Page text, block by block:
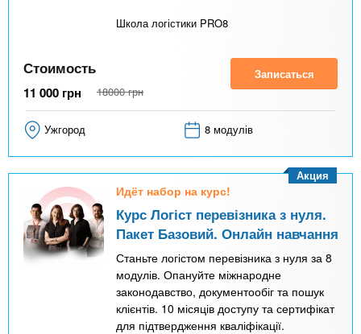
Школа логістики PRO8
Стоимость
11 000 грн 18000 грн
Записаться
Ужгород 8 модулів
Идёт набор на курс!
Курс Логіст перевізника з нуля.
Пакет Базовий. Онлайн навчання
Станьте логістом перевізника з нуля за 8
модулів. Опануйте міжнародне
законодавство, документообіг та пошук
клієнтів. 10 місяців доступу та сертифікат
для підтвердження кваліфікації.
Акция